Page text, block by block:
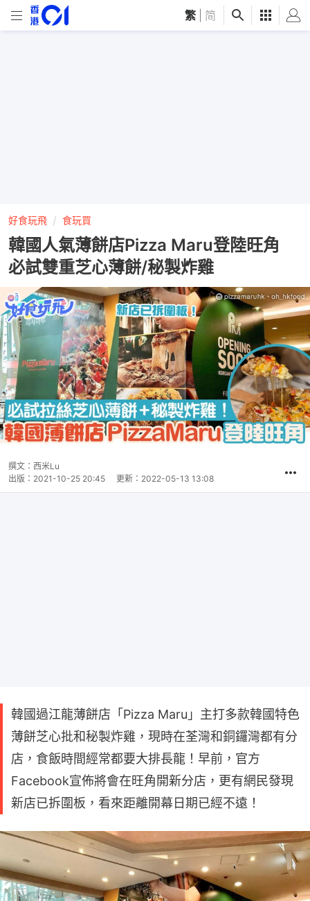
繁 简
好食玩飛 食玩買
韓國人氣薄餅店Pizza Maru登陸旺角
必試雙重芝心薄餅/秘製炸雞
撰文： 西米Lu
出版： 2021-10-25 20:45 更新： 2022-05-13 13:08
韓國過江龍薄餅店「Pizza Maru」主打多款韓國特色
薄餅芝心批和秘製炸雞，現時在荃灣和銅鑼灣都有分
店，食飯時間經常都要大排長龍！早前，官方
Facebook宣佈將會在旺角開新分店，更有網民發現
新店已拆圍板，看來距離開幕日期已經不遠！